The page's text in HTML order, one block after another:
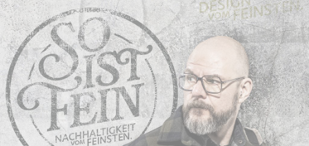
NACHHALTIGKEIT
VOM FEINSTEN
KOCHEN VOM
FEINSTEN
BLOG
KONTAKT